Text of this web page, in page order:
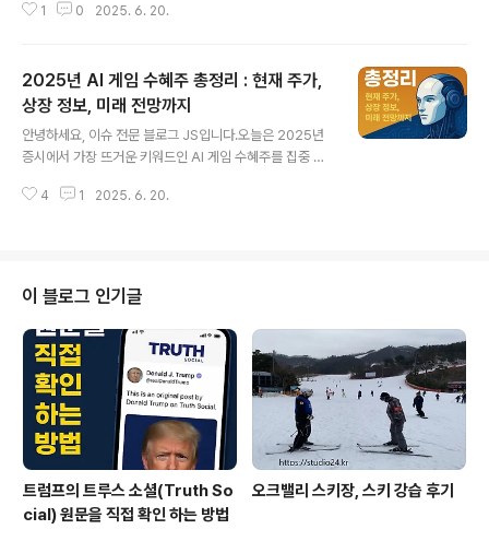
급 효과를 심층적으로 정리합니다.극자외선(EUV) 공정, 하
라의 핵심이 될 전망입니다.경쟁사인 SK하이닉스와 마이
크론의 동향, 시장 점유율, 기술 격차, 그리고 삼성전자가
노리는 ‘초격차’ 전략까지 분석합니다.1. 삼성전자 6세대 1
0나노급 D램 양산, 무엇이 다른가?극자외선(EUV) 공정
메탈게이트(HKMG) 기술 적용, 전하 누설 최소화로 신뢰
1 0 2025. 6. 20.
2025년 AI 게임 수혜주 총정리 : 현재 주가,
상장 정보, 미래 전망까지
안녕하세요, 이슈 전문 블로그 JS입니다.오늘은 2025년
증시에서 가장 뜨거운 키워드인 AI 게임 수혜주를 집중 분
이어 경험, 매출 구조까지 혁신이 일어나고 있으며, 관련 상
스타일로 정리합니다.1. AI 게임 수혜주란?AI 게임 수혜주
는AI 기술(생성형 AI, 대규모 언어모델, NPC 자동화, 맞춤
형 콘텐츠 등)을 게임 개발·운영에 적극 도입게임 개발 효율
화, 개인화된 플레이 경험, 신규 매출원 창출글로벌 게임 시
장에서 AI 경쟁력으로 주목받는 상장사를 의미합니다.20
25년..
4 1 2025. 6. 20.
이 블로그 인기글
트럼프의 트루스 소셜(Truth So
cial) 원문을 직접 확인 하는 방법
오크밸리 스키장, 스키 강습 후기